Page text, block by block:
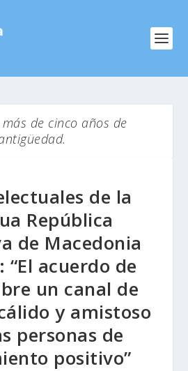
de cinco años de
de la
República
de Macedonia
acuerdo de
un canal de
y amistoso
personas de
positivo”